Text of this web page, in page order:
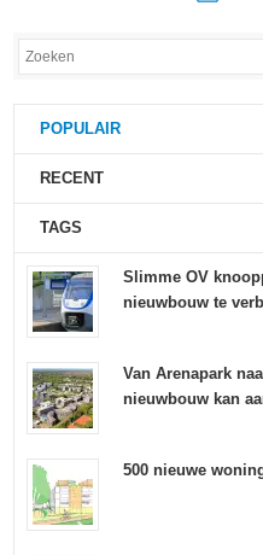
POPULAIR
RECENT
TAGS
Slimme OV
nieuwbouw te
Van Arenapark
nieuwbouw kan
500 nieuwe